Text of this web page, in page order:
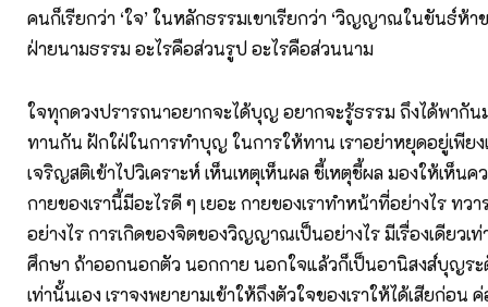
คนก็เรียกว่า ‘ใจ’ ในหลักธรรมเขาเรียกว่า ‘วิญญาณในขันธ์ห้าข
ฝ่ายนามธรรม อะไรคือส่วนรูป อะไรคือส่วนนาม
ใจทุกดวงปรารถนาอยากจะได้บุญ อยากจะรู้ธรรม ถึงได้พากั
ทานกัน ฝักใฝ่ในการทำบุญ ในการให้ทาน เราอย่าหยุดอยู่เพีย
เจริญสติเข้าไปวิเคราะห์ เห็นเหตุเห็นผล ชี้เหตุชี้ผล มองให้เห็นค
กายของเรานี้มีอะไรดี ๆ เยอะ กายของเราทำหน้าที่อย่างไร ท
อย่างไร การเกิดของจิตของวิญญาณเป็นอย่างไร มีเรื่องเดียวเ
ศึกษา ถ้าออกนอกตัว นอกกาย นอกใจแล้วก็เป็นอานิสงส์บุญร
เท่านั้นเอง เราจงพยายามเข้าให้ถึงตัวใจของเราให้ได้เสียก่อน